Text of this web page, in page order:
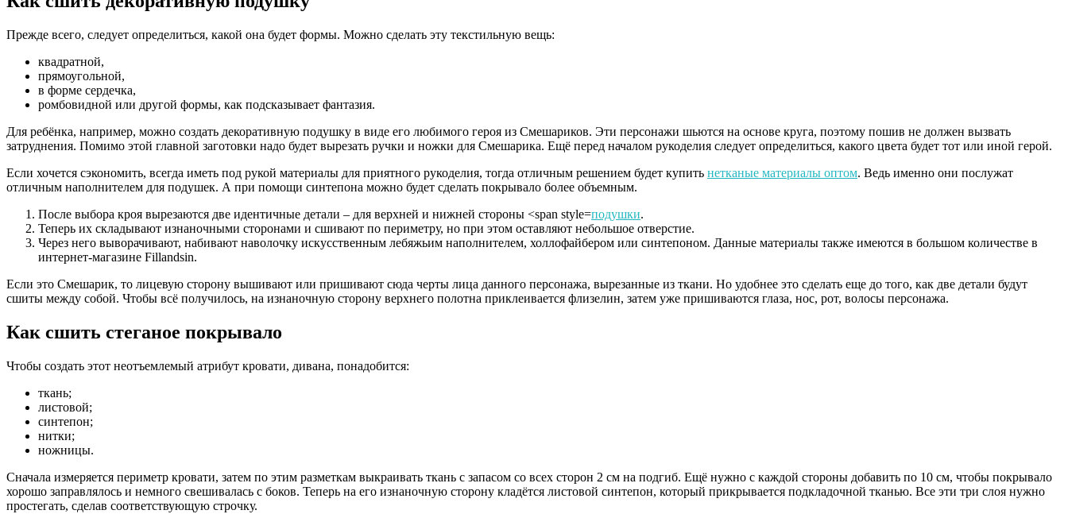
Прежде всего, следует определиться, какой она будет формы. Можно сделать эту текстильную вещь:
квадратной,
прямоугольной,
в форме сердечка,
ромбовидной или другой формы, как подсказывает фантазия.
Для ребёнка, например, можно создать декоративную подушку в виде его любимого героя из Смешариков. Эти персонажи шьются на основе круга, поэтому пошив не должен вызвать
затруднения. Помимо этой главной заготовки надо будет вырезать ручки и ножки для Смешарика. Ещё перед началом рукоделия следует определиться, какого цвета будет тот или иной герой.
Если хочется сэкономить, всегда иметь под рукой материалы для приятного рукоделия, тогда отличным решением будет купить нетканые материалы оптом. Ведь именно они послужат
отличным наполнителем для подушек. А при помощи синтепона можно будет сделать покрывало более объемным.
После выбора кроя вырезаются две идентичные детали – для верхней и нижней стороны <span style=подушки.
Теперь их складывают изнаночными сторонами и сшивают по периметру, но при этом оставляют небольшое отверстие.
Через него выворачивают, набивают наволочку искусственным лебяжьим наполнителем, холлофайбером или синтепоном. Данные материалы также имеются в большом количестве в
интернет-магазине Fillandsin.
Если это Смешарик, то лицевую сторону вышивают или пришивают сюда черты лица данного персонажа, вырезанные из ткани. Но удобнее это сделать еще до того, как две детали будут
сшиты между собой. Чтобы всё получилось, на изнаночную сторону верхнего полотна приклеивается флизелин, затем уже пришиваются глаза, нос, рот, волосы персонажа.
Как сшить стеганое покрывало
Чтобы создать этот неотъемлемый атрибут кровати, дивана, понадобится:
ткань;
листовой;
синтепон;
нитки;
ножницы.
Сначала измеряется периметр кровати, затем по этим разметкам выкраивать ткань с запасом со всех сторон 2 см на подгиб. Ещё нужно с каждой стороны добавить по 10 см, чтобы покрывало
хорошо заправлялось и немного свешивалась с боков. Теперь на его изнаночную сторону кладётся листовой синтепон, который прикрывается подкладочной тканью. Все эти три слоя нужно
простегать, сделав соответствующую строчку.